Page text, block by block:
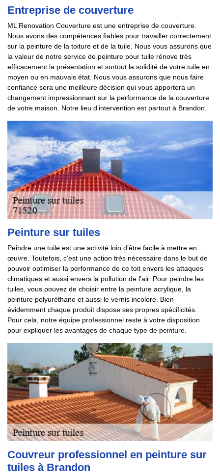
Entreprise de couverture
ML Renovation Couverture est une entreprise de couverture.
Nous avons des compétences fiables pour travailler correctement
sur la peinture de la toiture et de la tuile. Nous vous assurons que
la valeur de notre service de peinture pour tuile rénove très
efficacement la présentation et surtout la solidité de votre tuile en
moyen ou en mauvais état. Nous vous assurons que nous faire
confiance sera une meilleure décision qui vous apportera un
changement impressionnant sur la performance de la couverture
de votre maison. Notre lieu d’intervention est partout à Brandon.
Peinture sur tuiles
Peindre une tuile est une activité loin d’être facile à mettre en
œuvre. Toutefois, c’est une action très nécessaire dans le but de
pouvoir optimiser la performance de ce toit envers les attaques
climatiques et aussi envers la pollution de l’air. Pour peindre les
tuiles, vous pouvez de choisir entre la peinture acrylique, la
peinture polyuréthane et aussi le vernis incolore. Bien
évidemment chaque produit dispose ses propres spécificités.
Pour cela, notre équipe professionnel reste à votre disposition
pour expliquer les avantages de chaque type de peinture.
Couvreur professionnel en peinture sur
tuiles à Brandon